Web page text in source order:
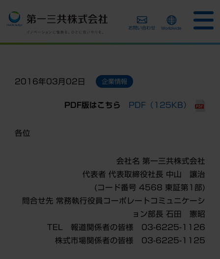
2016年03月02日 企業情報
PDF版はこちら PDF（125KB）
各位
会社名 第一三共株式会社
代表者 代表取締役社長 中山 讓治
(コード番号 4568 東証第1部)
問合せ先 常務執行役員コーポレートコミュニケーシ
ョン部長 石田 憲昭
TEL 報道関係者の皆様 03-6225-1126
株式市場関係者の皆様 03-6225-1125